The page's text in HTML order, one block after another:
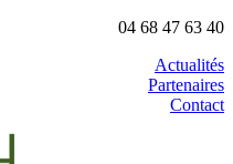
04 68 47 63 40
Actualités
Partenaires
Contact